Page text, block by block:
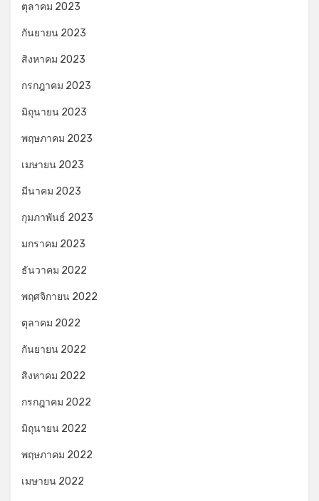
ตุลาคม 2023
กันยายน 2023
สิงหาคม 2023
กรกฎาคม 2023
มิถุนายน 2023
พฤษภาคม 2023
เมษายน 2023
มีนาคม 2023
กุมภาพันธ์ 2023
มกราคม 2023
ธันวาคม 2022
พฤศจิกายน 2022
ตุลาคม 2022
กันยายน 2022
สิงหาคม 2022
กรกฎาคม 2022
มิถุนายน 2022
พฤษภาคม 2022
เมษายน 2022